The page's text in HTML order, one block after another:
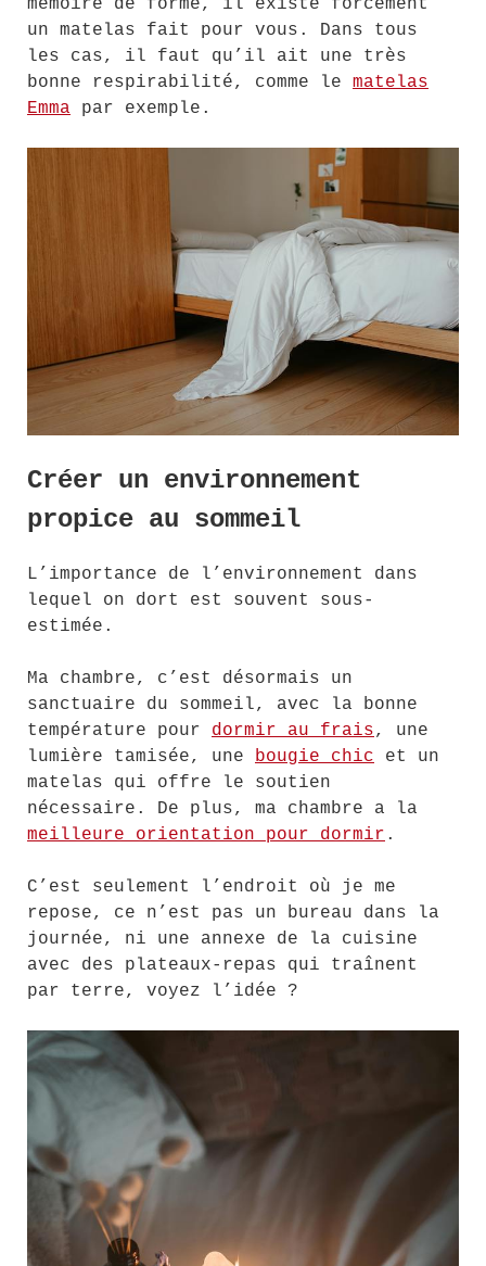
mémoire de forme, il existe forcément
un matelas fait pour vous. Dans tous
les cas, il faut qu’il ait une très
bonne respirabilité, comme le matelas
Emma par exemple.
Créer un environnement
propice au sommeil
L’importance de l’environnement dans
lequel on dort est souvent sous-
estimée.
Ma chambre, c’est désormais un
sanctuaire du sommeil, avec la bonne
température pour dormir au frais, une
lumière tamisée, une bougie chic et un
matelas qui offre le soutien
nécessaire. De plus, ma chambre a la
meilleure orientation pour dormir .
C’est seulement l’endroit où je me
repose, ce n’est pas un bureau dans la
journée, ni une annexe de la cuisine
avec des plateaux-repas qui traînent
par terre, voyez l’idée ?